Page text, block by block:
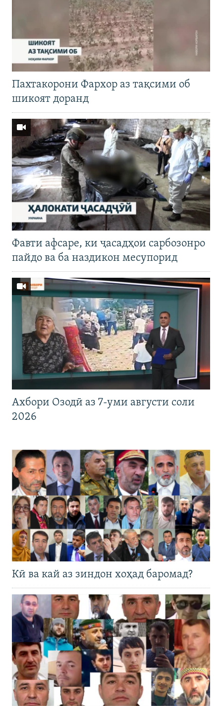
Пахтакорони Фархор аз тақсими об
шикоят доранд
Фавти афсаре, ки ҷасадҳои сарбозонро
пайдо ва ба наздикон месупорид
Ахбори Озодӣ аз 7-уми августи соли
2026
Кӣ ва кай аз зиндон хоҳад баромад?